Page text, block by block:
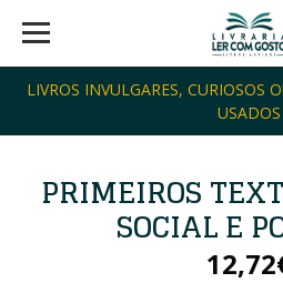
LIVROS INVULGARES, CURIOSOS
USADOS
PRIMEIROS
SOCIAL E